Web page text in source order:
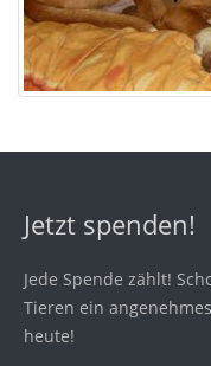
Jetzt spenden!
Jede Spende zählt!
Tieren ein
heute!